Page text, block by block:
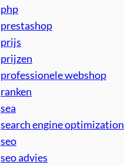
php
prestashop
prijs
prijzen
professionele webshop
ranken
sea
search engine optimization
seo
seo advies